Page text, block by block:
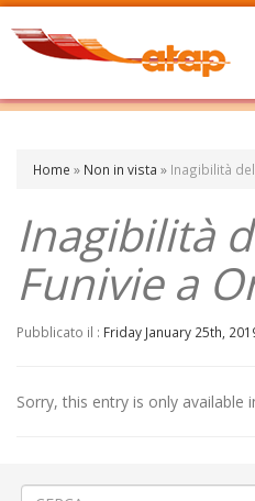
Home » Non in vista » Inagibilità
Inagibilità
Funivie a
Pubblicato il : Friday January 25th,
Sorry, this entry is only available